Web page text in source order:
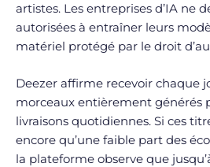
artistes. Les entreprises d’IA ne
autorisées à entraîner leurs
matériel protégé par le droit
Deezer affirme recevoir chaque
morceaux entièrement générés
livraisons quotidiennes. Si ces
encore qu’une faible part des
la plateforme observe que